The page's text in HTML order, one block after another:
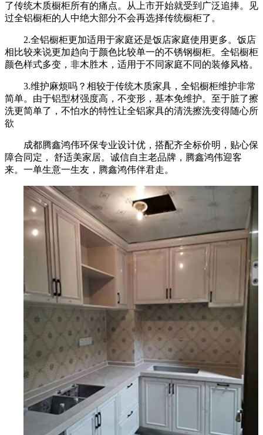
了传统木质橱柜所有的痛点。从上市开始就受到广泛追捧。见
过全铝橱柜的人中绝大部分不会再选择传统橱柜了。
2.全铝橱柜更加适用于家庭还是饭店家庭使用更多。饭店
相比较来说更加趋向于颜色比较单一的不锈钢橱柜。全铝橱柜
颜色样式多变，非木胜木，适用于不同家庭不同的装修风格。
3.维护麻烦吗？相较于传统木质家具，全铝橱柜维护非常
简单。由于铝型材强度高，不变形，基本免维护。至于脏了擦
洗更简单了，不怕水的特性让全铝家具的清洗擦洗变得随心所
欲
成都腾鑫鸿伟环保专业设计优，搭配齐全标价明，贴心保
障合同定， 舒适美家居。诚信自主老品牌，腾鑫鸿伟迎客
来。一单生意一生友，腾鑫鸿伟伴君走。